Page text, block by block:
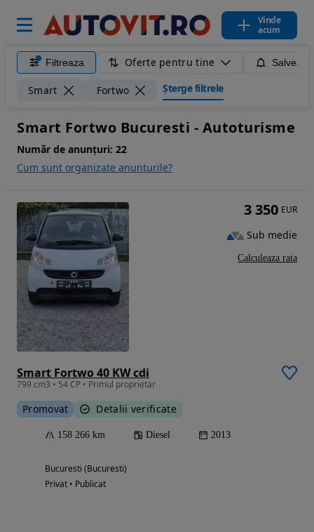
Vinde
acum
Filtreaza Oferte pentru tine
Smart Fortwo Șterge filtrele
Smart Fortwo Bucuresti - Autoturisme
Număr de anunțuri: 22
Cum sunt organizate anunturile?
Smart Fortwo 40 KW cdi
799 cm3 • 54 CP • Primul proprietar
Promovat Detalii verificate
158 266 km Diesel 2013
Bucuresti (Bucuresti)
Privat • Publicat
3 350 EUR
Sub medie
Calculeaza rata